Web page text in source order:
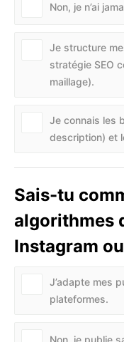
Non, je n’ai
Je structure
stratégie SEO
maillage).
Je connais les
description) et
Sais-tu
algorithmes
Instagram
J’adapte mes
plateformes.